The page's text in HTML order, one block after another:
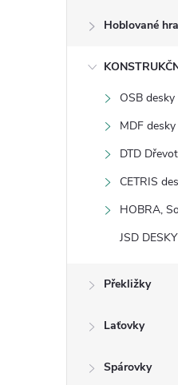
Hoblované
OSB desky
MDF desky
DTD
CETRIS
HOBRA,
JSD DESKY
Překližky
Laťovky
Spárovky